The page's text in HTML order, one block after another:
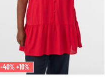
-40% +10%